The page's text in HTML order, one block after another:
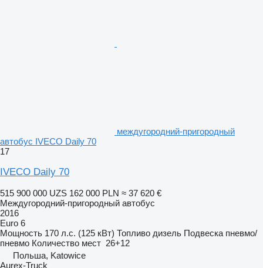
междугородний-пригородный
автобус IVECO Daily 70
17
IVECO Daily 70
515 900 000 UZS 162 000 PLN ≈ 37 620 €
Междугородний-пригородный автобус
2016
Euro 6
Мощность 170 л.с. (125 кВт) Топливо дизель Подвеска пневмо/
пневмо Количество мест 26+12
Польша, Katowice
Aurex-Truck